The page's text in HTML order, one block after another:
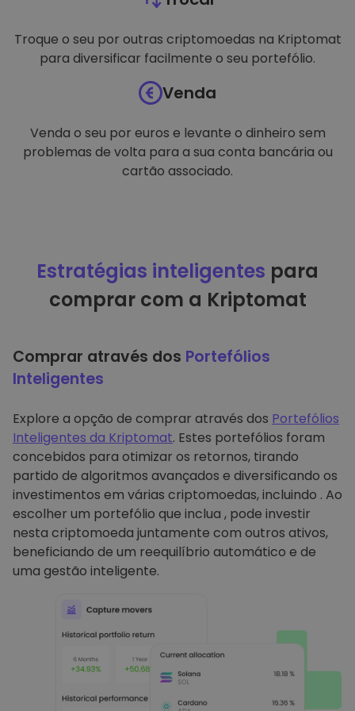
Troque o seu por outras criptomoedas na Kriptomat
para diversificar facilmente o seu portefólio.
Venda
Venda o seu por euros e levante o dinheiro sem
problemas de volta para a sua conta bancária ou
cartão associado.
Estratégias inteligentes para
comprar com a Kriptomat
Comprar através dos Portefólios
Inteligentes
Explore a opção de comprar através dos Portefólios
Inteligentes da Kriptomat. Estes portefólios foram
concebidos para otimizar os retornos, tirando
partido de algoritmos avançados e diversificando os
investimentos em várias criptomoedas, incluindo . Ao
escolher um portefólio que inclua , pode investir
nesta criptomoeda juntamente com outros ativos,
beneficiando de um reequilíbrio automático e de
uma gestão inteligente.